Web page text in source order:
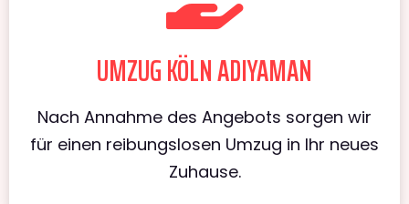
UMZUG KÖLN ADIYAMAN
Nach Annahme des Angebots sorgen wir
für einen reibungslosen Umzug in Ihr neues
Zuhause.